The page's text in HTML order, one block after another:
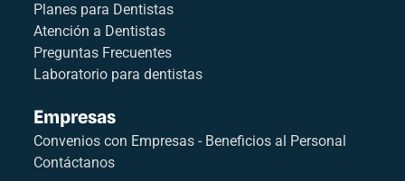
Planes para Dentistas
Atención a Dentistas
Preguntas Frecuentes
Laboratorio para dentistas
Empresas
Convenios con Empresas - Beneficios al Personal
Contáctanos